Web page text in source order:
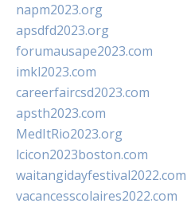
napm2023.org
apsdfd2023.org
forumausape2023.com
imkl2023.com
careerfaircsd2023.com
apsth2023.com
MedItRio2023.org
lcicon2023boston.com
waitangidayfestival2022.com
vacancesscolaires2022.com